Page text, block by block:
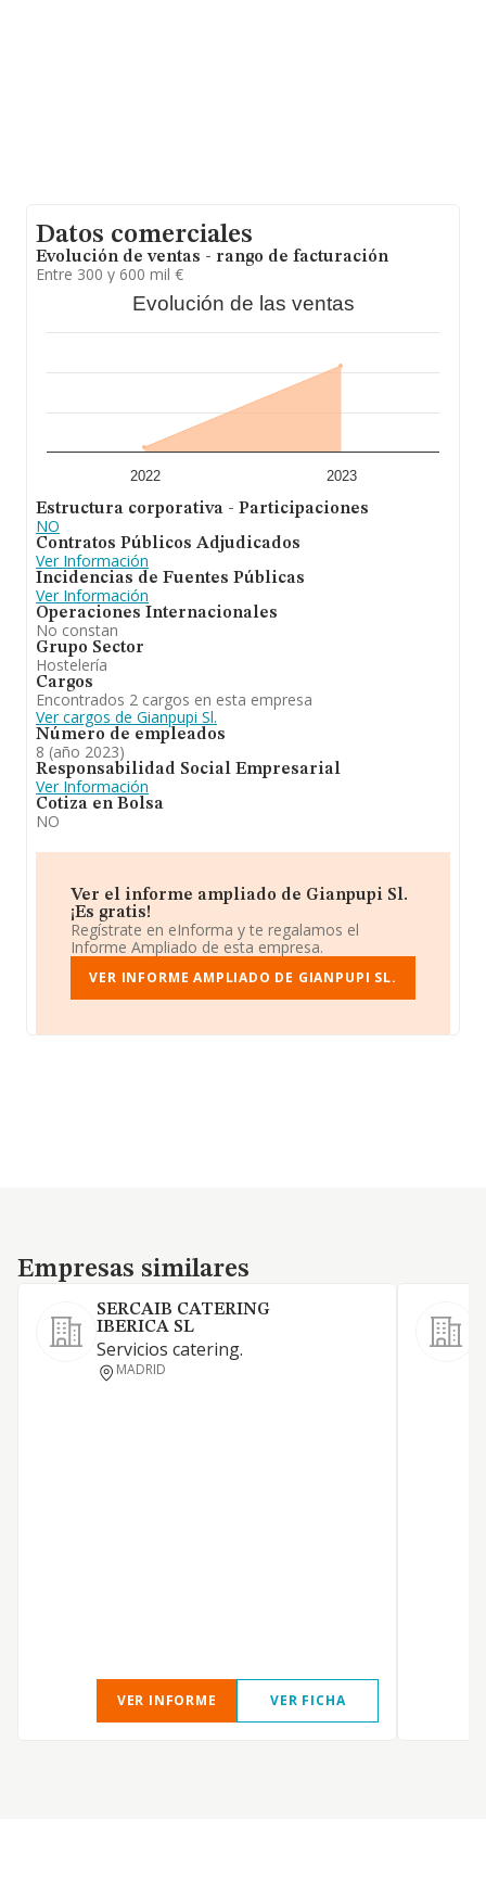
Datos comerciales
Evolución de ventas - rango de facturación
Entre 300 y 600 mil €
Evolución de las ventas
2022 2023
Estructura corporativa - Participaciones
NO
Contratos Públicos Adjudicados
Ver Información
Incidencias de Fuentes Públicas
Ver Información
Operaciones Internacionales
No constan
Grupo Sector
Hostelería
Cargos
Encontrados 2 cargos en esta empresa
Ver cargos de Gianpupi Sl.
Número de empleados
8 (año 2023)
Responsabilidad Social Empresarial
Ver Información
Cotiza en Bolsa
NO
Ver el informe ampliado de Gianpupi Sl.
¡Es gratis!
Regístrate en eInforma y te regalamos el
Informe Ampliado de esta empresa.
VER INFORME AMPLIADO DE GIANPUPI SL.
Empresas similares
Empresas similares
SERCAIB CATERING
IBERICA SL
Servicios catering.
MADRID
VER INFORME VER FICHA